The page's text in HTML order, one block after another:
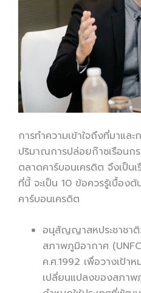
การทำความเข้าใจถึงที่มาแล
ปริมาณการปล่อยก๊าซเรือนก
ตลาดคาร์บอนเครดิต จึงเป็น
ที่นี้ จะเป็น 10 ข้อควรรู้เบื้อง
คาร์บอนเครดิต
อนุสัญญาสหประชาชา
สภาพภูมิอากาศ
ค.ศ.1992 เพื่อวางเป้า
เปลี่ยนแปลงของสภาพ